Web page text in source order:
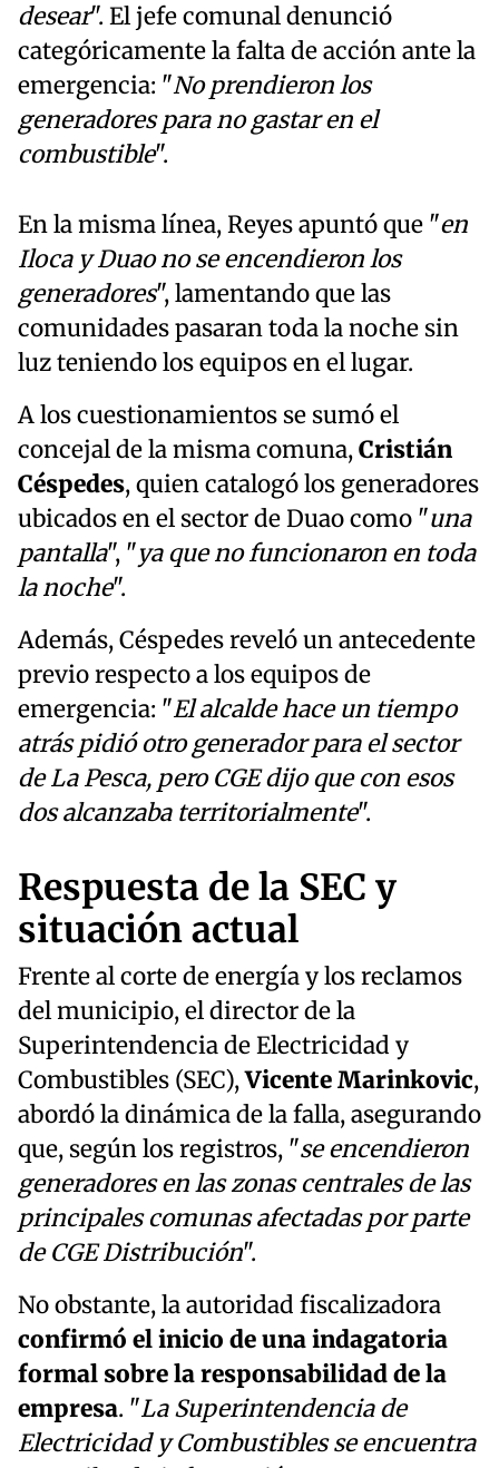
desear". El jefe comunal denunció
categóricamente la falta de acción ante la
emergencia: "No prendieron los
generadores para no gastar en el
combustible".
En la misma línea, Reyes apuntó que "en
Iloca y Duao no se encendieron los
generadores", lamentando que las
comunidades pasaran toda la noche sin
luz teniendo los equipos en el lugar.
A los cuestionamientos se sumó el
concejal de la misma comuna,Cristián
Céspedes, quien catalogó los generadores
ubicados en el sector de Duao como "una
pantalla", "ya que no funcionaron en toda
la noche".
Además, Céspedes reveló un antecedente
previo respecto a los equipos de
emergencia: "El alcalde hace un tiempo
atrás pidió otro generador para el sector
de La Pesca, pero CGE dijo que con esos
dos alcanzaba territorialmente".
Respuesta de la SEC y
situación actual
Frente al corte de energía y los reclamos
del municipio, el director de la
Superintendencia de Electricidad y
Combustibles (SEC),Vicente Marinkovic,
abordó la dinámica de la falla, asegurando
que, según los registros, "se encendieron
generadores en las zonas centrales de las
principales comunas afectadas por parte
de CGE Distribución".
No obstante, la autoridad fiscalizadora
confirmó el inicio de una indagatoria
formal sobre la responsabilidad de la
empresa. "La Superintendencia de
Electricidad y Combustibles se encuentra